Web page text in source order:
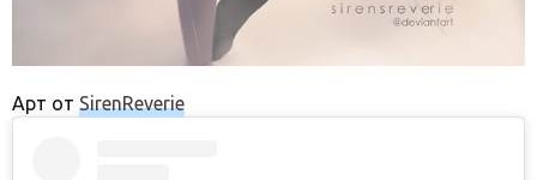
Арт от SirenReverie